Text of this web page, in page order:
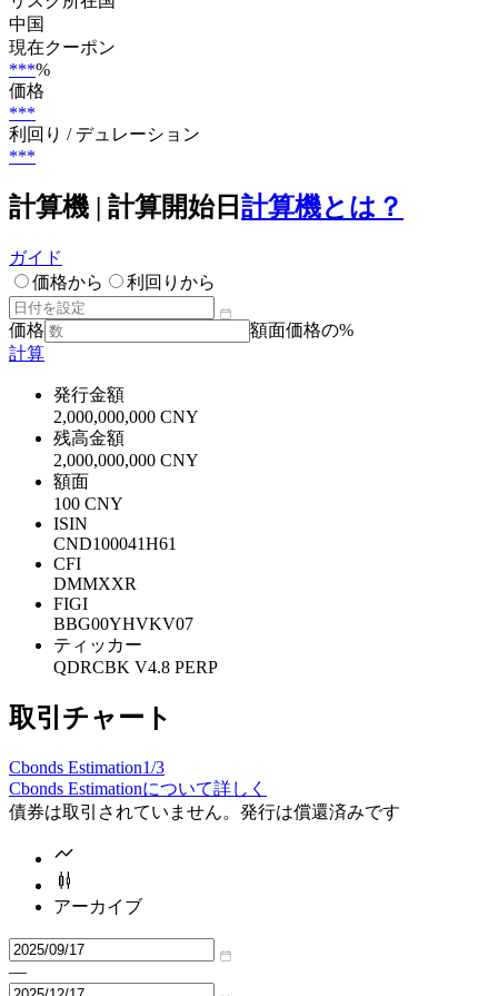
中国
現在クーポン
***%
価格
***
利回り / デュレーション
***
計算機 | 計算開始日 計算機とは？
ガイド
価格から
利回りから
価格
額面価格の%
計算
発行金額
2,000,000,000 CNY
残高金額
2,000,000,000 CNY
額面
100 CNY
ISIN
CND100041H61
CFI
DMMXXR
FIGI
BBG00YHVKV07
ティッカー
QDRCBK V4.8 PERP
取引チャート
Cbonds Estimation1/3
Cbonds Estimationについて詳しく
債券は取引されていません。発行は償還済みです
アーカイブ
—